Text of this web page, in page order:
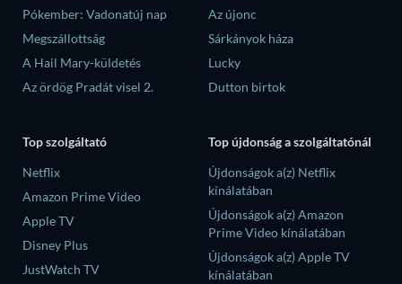
Pókember: Vadonatúj nap
Megszállottság
A Hail Mary-küldetés
Az ördög Pradát visel 2.
Az újonc
Sárkányok háza
Lucky
Dutton birtok
Top szolgáltató
Netflix
Amazon Prime Video
Apple TV
Disney Plus
JustWatch TV
Top újdonság a szolgáltatónál
Újdonságok a(z) Netflix
kínálatában
Újdonságok a(z) Amazon
Prime Video kínálatában
Újdonságok a(z) Apple TV
kínálatában